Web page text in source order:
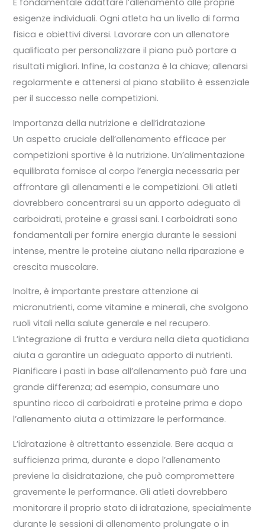
È fondamentale adattare l’allenamento alle proprie
esigenze individuali. Ogni atleta ha un livello di forma
fisica e obiettivi diversi. Lavorare con un allenatore
qualificato per personalizzare il piano può portare a
risultati migliori. Infine, la costanza è la chiave; allenarsi
regolarmente e attenersi al piano stabilito è essenziale
per il successo nelle competizioni.
Importanza della nutrizione e dell’idratazione
Un aspetto cruciale dell’allenamento efficace per
competizioni sportive è la nutrizione. Un’alimentazione
equilibrata fornisce al corpo l’energia necessaria per
affrontare gli allenamenti e le competizioni. Gli atleti
dovrebbero concentrarsi su un apporto adeguato di
carboidrati, proteine e grassi sani. I carboidrati sono
fondamentali per fornire energia durante le sessioni
intense, mentre le proteine aiutano nella riparazione e
crescita muscolare.
Inoltre, è importante prestare attenzione ai
micronutrienti, come vitamine e minerali, che svolgono
ruoli vitali nella salute generale e nel recupero.
L’integrazione di frutta e verdura nella dieta quotidiana
aiuta a garantire un adeguato apporto di nutrienti.
Pianificare i pasti in base all’allenamento può fare una
grande differenza; ad esempio, consumare uno
spuntino ricco di carboidrati e proteine prima e dopo
l’allenamento aiuta a ottimizzare le performance.
L’idratazione è altrettanto essenziale. Bere acqua a
sufficienza prima, durante e dopo l’allenamento
previene la disidratazione, che può compromettere
gravemente le performance. Gli atleti dovrebbero
monitorare il proprio stato di idratazione, specialmente
durante le sessioni di allenamento prolungate o in